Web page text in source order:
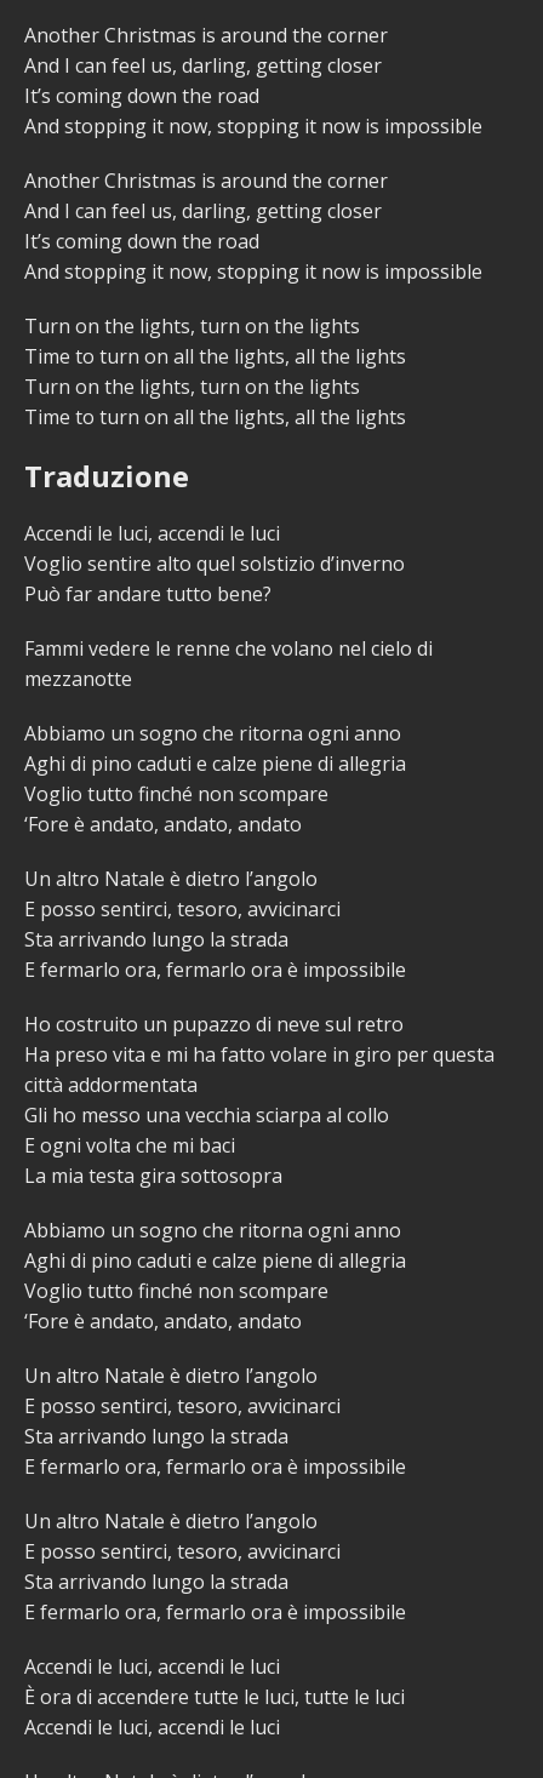
Another Christmas is around the corner
And I can feel us, darling, getting closer
It’s coming down the road
And stopping it now, stopping it now is impossible
Another Christmas is around the corner
And I can feel us, darling, getting closer
It’s coming down the road
And stopping it now, stopping it now is impossible
Turn on the lights, turn on the lights
Time to turn on all the lights, all the lights
Turn on the lights, turn on the lights
Time to turn on all the lights, all the lights
Traduzione
Accendi le luci, accendi le luci
Voglio sentire alto quel solstizio d’inverno
Può far andare tutto bene?
Fammi vedere le renne che volano nel cielo di
mezzanotte
Abbiamo un sogno che ritorna ogni anno
Aghi di pino caduti e calze piene di allegria
Voglio tutto finché non scompare
‘Fore è andato, andato, andato
Un altro Natale è dietro l’angolo
E posso sentirci, tesoro, avvicinarci
Sta arrivando lungo la strada
E fermarlo ora, fermarlo ora è impossibile
Ho costruito un pupazzo di neve sul retro
Ha preso vita e mi ha fatto volare in giro per questa
città addormentata
Gli ho messo una vecchia sciarpa al collo
E ogni volta che mi baci
La mia testa gira sottosopra
Abbiamo un sogno che ritorna ogni anno
Aghi di pino caduti e calze piene di allegria
Voglio tutto finché non scompare
‘Fore è andato, andato, andato
Un altro Natale è dietro l’angolo
E posso sentirci, tesoro, avvicinarci
Sta arrivando lungo la strada
E fermarlo ora, fermarlo ora è impossibile
Un altro Natale è dietro l’angolo
E posso sentirci, tesoro, avvicinarci
Sta arrivando lungo la strada
E fermarlo ora, fermarlo ora è impossibile
Accendi le luci, accendi le luci
È ora di accendere tutte le luci, tutte le luci
Accendi le luci, accendi le luci